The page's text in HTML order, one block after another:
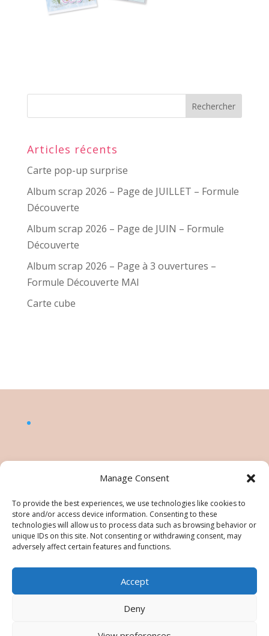
Manage Consent
To provide the best experiences, we use technologies like cookies to
store and/or access device information. Consenting to these
technologies will allow us to process data such as browsing behavior or
unique IDs on this site. Not consenting or withdrawing consent, may
adversely affect certain features and functions.
Accept
Deny
Articles récents
Carte pop-up surprise
Album scrap 2026 – Page de JUILLET – Formule
Découverte
Album scrap 2026 – Page de JUIN – Formule
Découverte
Album scrap 2026 – Page à 3 ouvertures –
Formule Découverte MAI
Carte cube
©Nésiris. Katia Picollier est Démonstratrice
indépendante pour Stampin' Up!®. Katia est
responsable du contenu de ce site, pour toute
utilisation des tutos/images/photos une